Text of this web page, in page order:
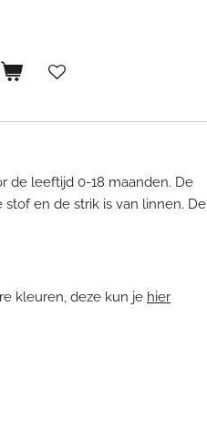
de leeftijd 0-18 maanden. De
stof en de strik is van linnen. De
kleuren, deze kun je hier